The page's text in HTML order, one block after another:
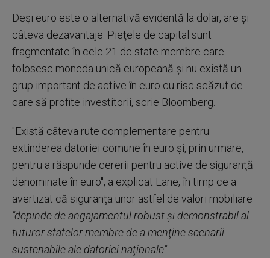
Deşi euro este o alternativă evidentă la dolar, are şi
câteva dezavantaje. Pieţele de capital sunt
fragmentate în cele 21 de state membre care
folosesc moneda unică europeană şi nu există un
grup important de active în euro cu risc scăzut de
care să profite investitorii, scrie Bloomberg.
"Există câteva rute complementare pentru
extinderea datoriei comune în euro şi, prin urmare,
pentru a răspunde cererii pentru active de siguranţă
denominate în euro", a explicat Lane, în timp ce a
avertizat că siguranţa unor astfel de valori mobiliare
"depinde de angajamentul robust şi demonstrabil al
tuturor statelor membre de a menţine scenarii
sustenabile ale datoriei naţionale".